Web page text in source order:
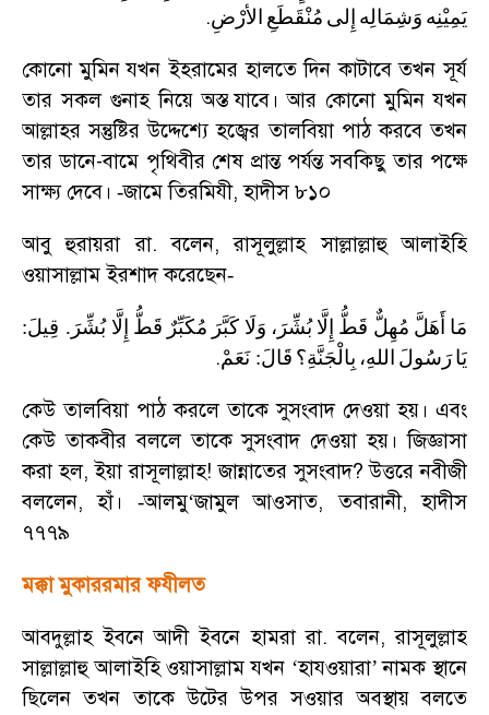
يَمِيْنِه وَشِمَالِه إِلى مُنْقَطَعِ الأرْضِ.
কোনো মুমিন যখন ইহরামের হালতে দিন কাটাবে তখন সূর্য
তার সকল গুনাহ নিয়ে অস্ত যাবে। আর কোনো মুমিন যখন
আল্লাহর সন্তুষ্টির উদ্দেশ্যে হজ্বের তালবিয়া পাঠ করবে তখন
তার ডানে-বামে পৃথিবীর শেষ প্রান্ত পর্যন্ত সবকিছু তার পক্ষে
সাক্ষ্য দেবে। -জামে তিরমিযী,হাদীস ৮১০
আবু হুরায়রা রা. বলেন,রাসূলুল্লাহ সাল্লাল্লাহু আলাইহি
ওয়াসাল্লাম ইরশাদ করেছেন-
مَا أَهَلَّ مُهِلٌّ قَطُّ إِلَّا بُشِّرَ، وَلَا كَبَّرَ مُكَبِّرٌ قَطُّ إِلَّا بُشِّرَ . قِيلَ:
يَارَسُولَ اللهِ، بِالْجَنَّةِ؟ قَالَ:نَعَمْ.
কেউ তালবিয়া পাঠ করলে তাকে সুসংবাদ দেওয়া হয়। এবং
কেউ তাকবীর বললে তাকে সুসংবাদ দেওয়া হয়। জিজ্ঞাসা
করা হল,ইয়া রাসূলাল্লাহ! জান্নাতের সুসংবাদ?উত্তরে নবীজী
বললেন,হাঁ। -আলমু‘জামুল আওসাত,তবারানী,হাদীস
৭৭৭৯
মক্কা মুকাররমার ফযীলত
আবদুল্লাহ ইবনে আদী ইবনে হামরা রা. বলেন,রাসূলুল্লাহ
সাল্লাল্লাহু আলাইহি ওয়াসাল্লাম যখন ‘হাযওয়ারা’নামক স্থানে
ছিলেন তখন তাকে উটের উপর সওয়ার অবস্থায় বলতে